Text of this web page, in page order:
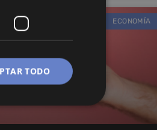
ECONOMÍA
TODO